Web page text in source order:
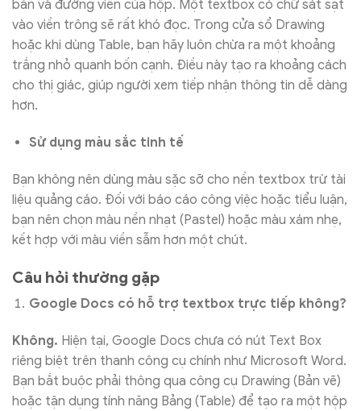
bản và đường viền của hộp. Một textbox có chữ sát sạt
vào viền trông sẽ rất khó đọc. Trong cửa sổ Drawing
hoặc khi dùng Table, bạn hãy luôn chừa ra một khoảng
trắng nhỏ quanh bốn cạnh. Điều này tạo ra khoảng cách
cho thị giác, giúp người xem tiếp nhận thông tin dễ dàng
hơn.
Sử dụng màu sắc tinh tế
Bạn không nên dùng màu sặc sỡ cho nền textbox trừ tài
liệu quảng cáo. Đối với báo cáo công việc hoặc tiểu luận,
bạn nên chọn màu nền nhạt (Pastel) hoặc màu xám nhẹ,
kết hợp với màu viền sẫm hơn một chút.
Câu hỏi thường gặp
Google Docs có hỗ trợ textbox trực tiếp không?
Không. Hiện tại, Google Docs chưa có nút Text Box
riêng biệt trên thanh công cụ chính như Microsoft Word.
Bạn bắt buộc phải thông qua công cụ Drawing (Bản vẽ)
hoặc tận dụng tính năng Bảng (Table) để tạo ra một hộp